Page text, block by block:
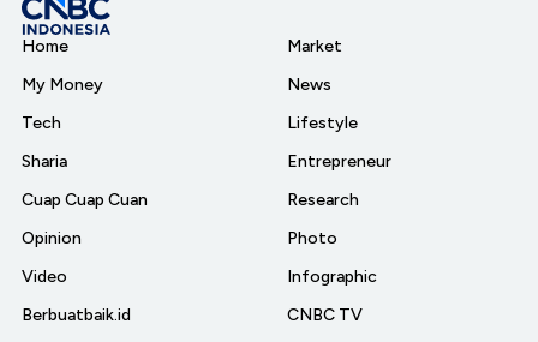
Home
My Money
Tech
Sharia
Cuap Cuap Cuan
Opinion
Video
Berbuatbaik.id
Market
News
Lifestyle
Entrepreneur
Research
Photo
Infographic
CNBC TV